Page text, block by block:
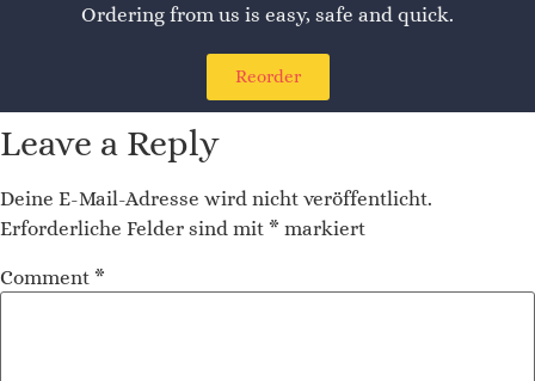
Ordering from us is easy, safe and quick.
Reorder
Leave a Reply
Deine E-Mail-Adresse wird nicht veröffentlicht.
Erforderliche Felder sind mit * markiert
Comment *